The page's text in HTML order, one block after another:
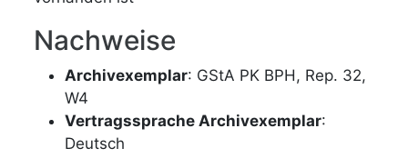
Nachweise
Archivexemplar: GStA PK BPH, Rep. 32,
W4
Vertragssprache Archivexemplar:
Deutsch